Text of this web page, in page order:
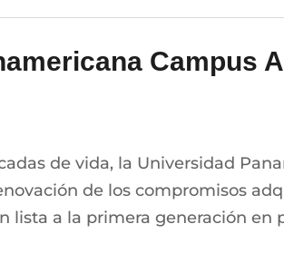
Campus
de vida, la Universidad
de los compromisos
a la primera generación en